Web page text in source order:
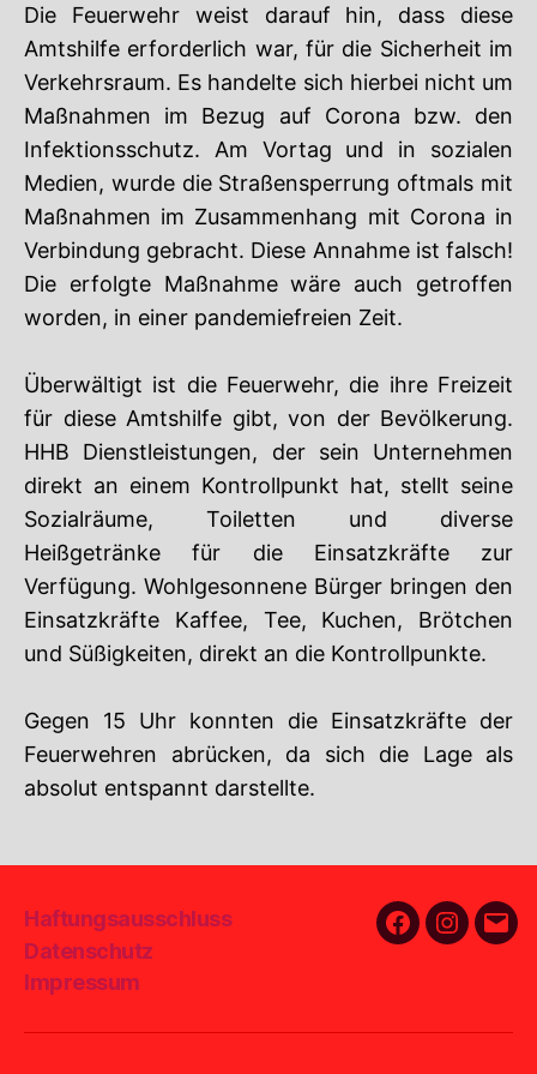
Die Feuerwehr weist darauf hin, dass diese
Amtshilfe erforderlich war, für die Sicherheit im
Verkehrsraum. Es handelte sich hierbei nicht um
Maßnahmen im Bezug auf Corona bzw. den
Infektionsschutz. Am Vortag und in sozialen
Medien, wurde die Straßensperrung oftmals mit
Maßnahmen im Zusammenhang mit Corona in
Verbindung gebracht. Diese Annahme ist falsch!
Die erfolgte Maßnahme wäre auch getroffen
worden, in einer pandemiefreien Zeit.
Überwältigt ist die Feuerwehr, die ihre Freizeit
für diese Amtshilfe gibt, von der Bevölkerung.
HHB Dienstleistungen, der sein Unternehmen
direkt an einem Kontrollpunkt hat, stellt seine
Sozialräume, Toiletten und diverse
Heißgetränke für die Einsatzkräfte zur
Verfügung. Wohlgesonnene Bürger bringen den
Einsatzkräfte Kaffee, Tee, Kuchen, Brötchen
und Süßigkeiten, direkt an die Kontrollpunkte.
Gegen 15 Uhr konnten die Einsatzkräfte der
Feuerwehren abrücken, da sich die Lage als
absolut entspannt darstellte.
Haftungsausschluss
Datenschutz
Impressum
FacebookE-